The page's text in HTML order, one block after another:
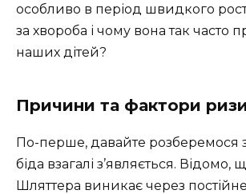
особливо в період швидкого
за хвороба і чому вона так часто
наших дітей?
Причини та фактори
По-перше, давайте розберемося
біда взагалі з’являється. Відомо,
Шляттера виникає через постійне